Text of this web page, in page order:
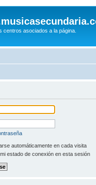
centros asociados a la página.
automáticamente en cada visita
estado de conexión en esta sesión